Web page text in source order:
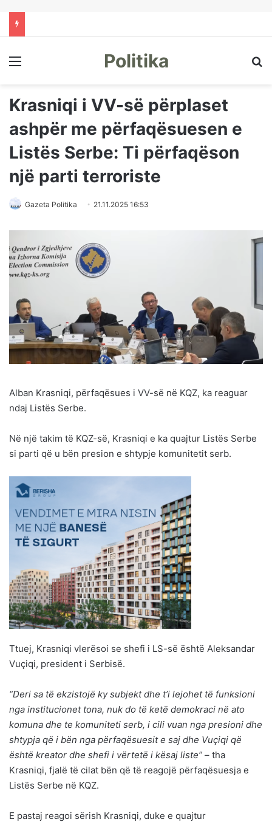
Menu Politika
Krasniqi i VV-së përplaset
ashpër me përfaqësuesen e
Listës Serbe: Ti përfaqëson
një parti terroriste
Gazeta Politika 21.11.2025 16:53
Alban Krasniqi, përfaqësues i VV-së në KQZ, ka reaguar
ndaj Listës Serbe.
Në një takim të KQZ-së, Krasniqi e ka quajtur Listës Serbe
si parti që u bën presion e shtypje komunitetit serb.
Ttuej, Krasniqi vlerësoi se shefi i LS-së është Aleksandar
Vuçiqi, president i Serbisë.
“Deri sa të ekzistojë ky subjekt dhe t’i lejohet të funksioni
nga institucionet tona, nuk do të ketë demokraci në ato
komuna dhe te komuniteti serb, i cili vuan nga presioni dhe
shtypja që i bën nga përfaqësuesit e saj dhe Vuçiqi që
është kreator dhe shefi i vërtetë i kësaj liste” – tha
Krasniqi, fjalë të cilat bën që të reagojë përfaqësuesja e
Listës Serbe në KQZ.
E pastaj reagoi sërish Krasniqi, duke e quajtur